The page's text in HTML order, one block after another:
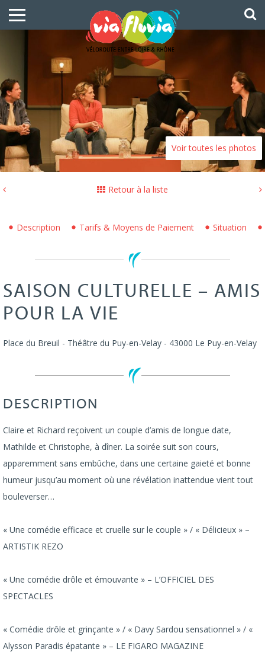
Voir toutes les photos
Retour à la liste
Description Tarifs & Moyens de Paiement Situation
SAISON CULTURELLE – AMIS
POUR LA VIE
Place du Breuil - Théâtre du Puy-en-Velay - 43000 Le Puy-en-Velay
DESCRIPTION
Claire et Richard reçoivent un couple d’amis de longue date,
Mathilde et Christophe, à dîner. La soirée suit son cours,
apparemment sans embûche, dans une certaine gaieté et bonne
humeur jusqu’au moment où une révélation inattendue vient tout
bouleverser…
« Une comédie efficace et cruelle sur le couple » / « Délicieux » –
ARTISTIK REZO
« Une comédie drôle et émouvante » – L’OFFICIEL DES
SPECTACLES
« Comédie drôle et grinçante » / « Davy Sardou sensationnel » / «
Alysson Paradis épatante » – LE FIGARO MAGAZINE